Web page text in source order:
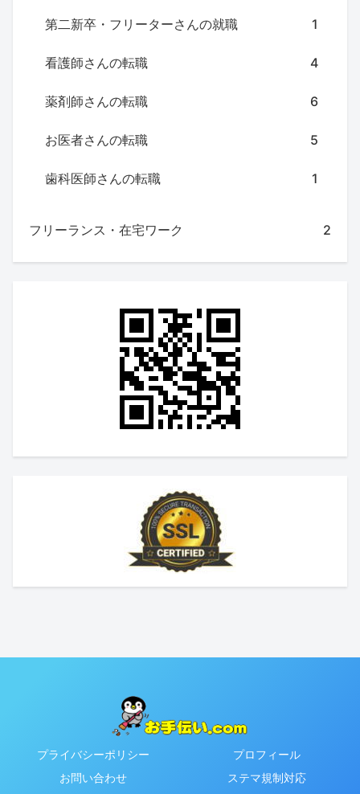
第二新卒・フリーターさんの就職 1
看護師さんの転職 4
薬剤師さんの転職 6
お医者さんの転職 5
歯科医師さんの転職 1
フリーランス・在宅ワーク 2
プライバシーポリシー
プロフィール
お問い合わせ
ステマ規制対応